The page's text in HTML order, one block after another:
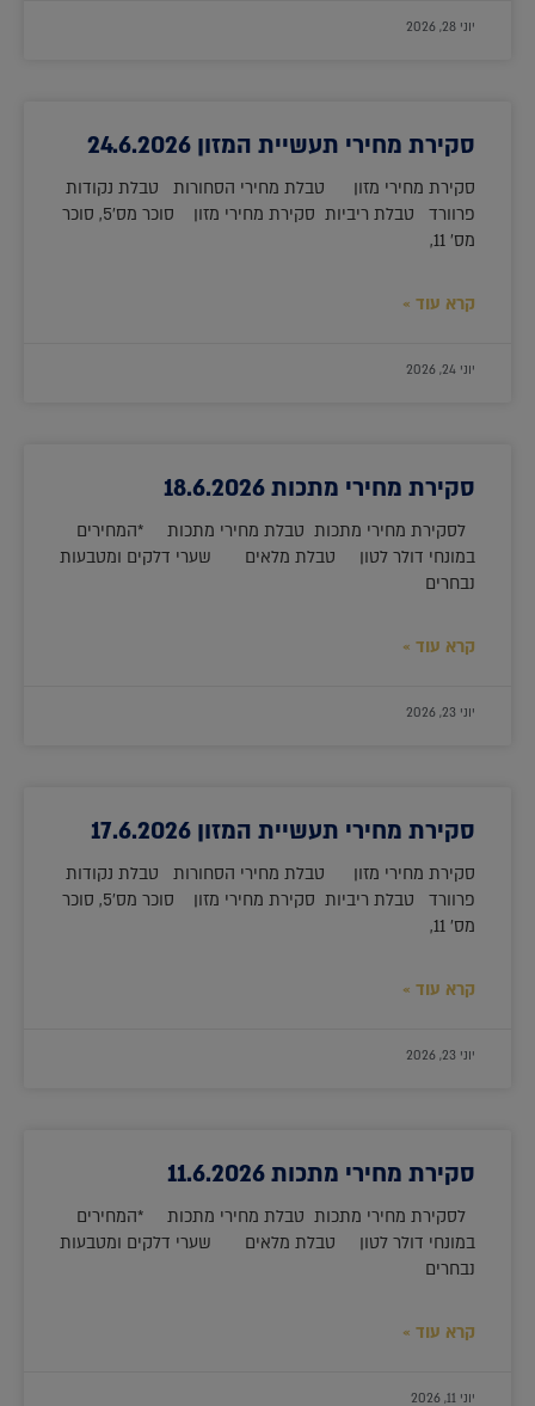
יוני 28, 2026
סקירת מחירי תעשיית המזון 24.6.2026
סקירת מחירי מזון טבלת מחירי הסחורות טבלת נקודות
פרוורד טבלת ריביות סקירת מחירי מזון סוכר מס'5, סוכר
מס' 11,
קרא עוד »
יוני 24, 2026
סקירת מחירי מתכות 18.6.2026
לסקירת מחירי מתכות טבלת מחירי מתכות *המחירים
במונחי דולר לטון טבלת מלאים שערי דלקים ומטבעות
נבחרים
קרא עוד »
יוני 23, 2026
סקירת מחירי תעשיית המזון 17.6.2026
סקירת מחירי מזון טבלת מחירי הסחורות טבלת נקודות
פרוורד טבלת ריביות סקירת מחירי מזון סוכר מס'5, סוכר
מס' 11,
קרא עוד »
יוני 23, 2026
סקירת מחירי מתכות 11.6.2026
לסקירת מחירי מתכות טבלת מחירי מתכות *המחירים
במונחי דולר לטון טבלת מלאים שערי דלקים ומטבעות
נבחרים
קרא עוד »
יוני 11, 2026